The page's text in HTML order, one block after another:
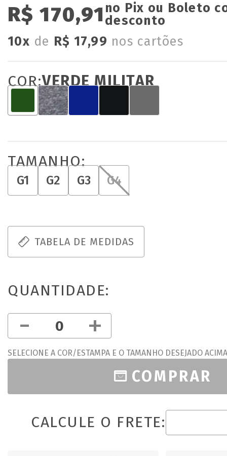
R$ 170,91 no Pix ou Boleto
desconto
10x de R$ 17,99 nos cartões
COR:VERDE MILITAR
TAMANHO:
G1 G2 G3 G4
TABELA DE MEDIDAS
QUANTIDADE:
- +
SELECIONE A COR/ESTAMPA E O TAMANHO DESEJADO ACIMA
COMPRAR
CALCULE O FRETE: